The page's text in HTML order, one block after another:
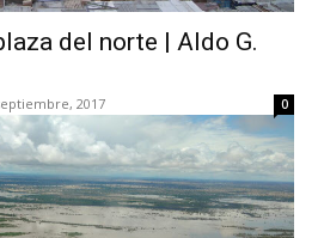
del norte | Aldo G.
2017 0